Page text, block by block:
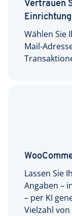
Vertrauen
Einrichtung
Wählen Sie
Mail-
Lassen Sie
Angaben –
– per KI
Vielzahl